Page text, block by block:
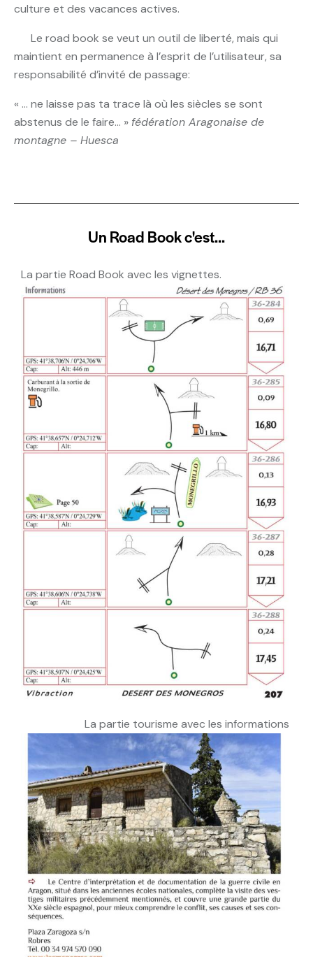
culture et des vacances actives.
Le road book se veut un outil de liberté, mais qui
maintient en permanence à l’esprit de l’utilisateur, sa
responsabilité d’invité de passage:
« … ne laisse pas ta trace là où les siècles se sont
abstenus de le faire… » fédération Aragonaise de
montagne – Huesca
Un Road Book c'est...
La partie Road Book avec les vignettes.
La partie tourisme avec les informations